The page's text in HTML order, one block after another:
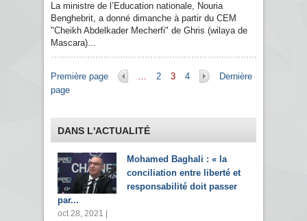
La ministre de l’Education nationale, Nouria
Benghebrit, a donné dimanche à partir du CEM
"Cheikh Abdelkader Mecherfi" de Ghris (wilaya de
Mascara)...
Pages
Première page … 2 3 4
Dernière
page
DANS L'ACTUALITÉ
Mohamed Baghali : « la
conciliation entre liberté et
responsabilité doit passer
par...
oct 28, 2021 |